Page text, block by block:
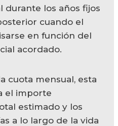
durante los años fijos
cuando el
en función del
acordado.
cuota mensual, esta
el importe
estimado y los
a lo largo de la vida